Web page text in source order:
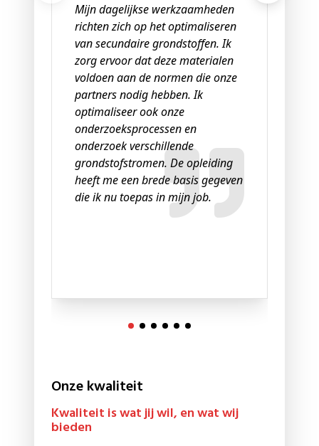
Mijn dagelijkse werkzaamheden
richten zich op het optimaliseren
van secundaire grondstoffen. Ik
zorg ervoor dat deze materialen
voldoen aan de normen die onze
partners nodig hebben. Ik
optimaliseer ook onze
onderzoeksprocessen en
onderzoek verschillende
grondstofstromen. De opleiding
heeft me een brede basis gegeven
die ik nu toepas in mijn job.
Onze kwaliteit
Kwaliteit is wat jij wil, en wat wij
bieden